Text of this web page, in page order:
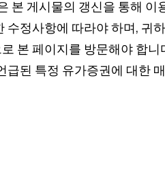
본 게시물의 갱신을 통해 이
수정사항에 따라야 하며, 귀
본 페이지를 방문해야 합
급된 특정 유가증권에 대한